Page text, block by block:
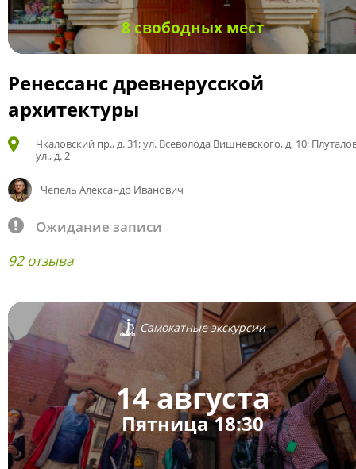
8 свободных мест
Ренессанс древнерусской
архитектуры
Чкаловский пр., д. 31; ул. Всеволода Вишневского, д. 10;
ул., д. 2
Чепель Александр Иванович
Ожидание записи
92 отзыва
Самокатные экскурсии
14 августа
Пятница 18:30